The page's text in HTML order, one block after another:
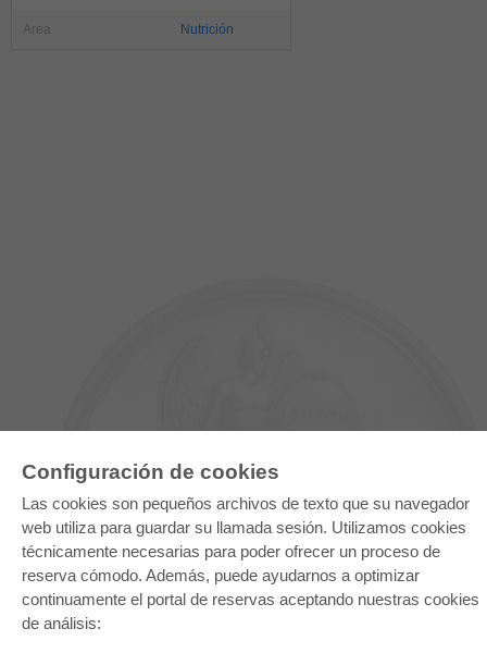
Configuración de cookies
Las cookies son pequeños archivos de texto que su navegador
web utiliza para guardar su llamada sesión. Utilizamos cookies
técnicamente necesarias para poder ofrecer un proceso de
reserva cómodo. Además, puede ayudarnos a optimizar
continuamente el portal de reservas aceptando nuestras cookies
de análisis:
Area Nutrición
E-COLLECTION
Paquete entero
Paquete de especialidades
Pick & Choose
Facilitación de E-Books
Preguntas mas frequentes(FAQ)